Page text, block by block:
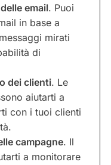
email. Puoi
in base a
mirati
di
dei clienti. Le
aiutarti a
con i tuoi clienti
campagne. Il
a monitorare